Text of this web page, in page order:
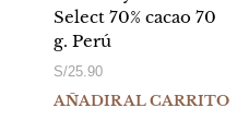
Select 70% cacao 70
g. Perú
S/25.90
AÑADIR AL CARRITO